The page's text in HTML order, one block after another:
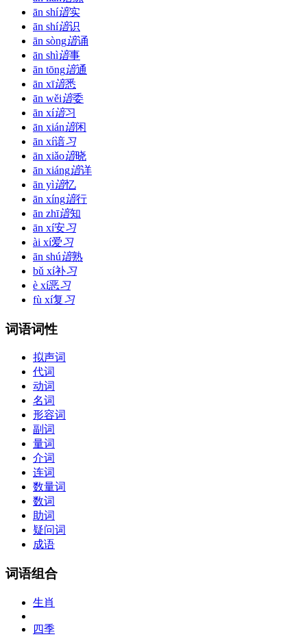
ān shí谙实
ān shí谙识
ān sòng谙诵
ān shì谙事
ān tōng谙通
ān xī谙悉
ān wěi谙委
ān xí谙习
ān xián谙闲
ān xí谙习
ān xiǎo谙晓
ān xiáng谙详
ān yì谙忆
ān xíng谙行
ān zhī谙知
ān xí安习
ài xí爱习
ān shú谙熟
bǔ xí补习
è xí恶习
fù xí复习
词语词性
拟声词
代词
动词
名词
形容词
副词
量词
介词
连词
数量词
数词
助词
疑问词
成语
词语组合
生肖
四季